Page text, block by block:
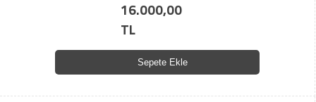
16.000,00
TL
Sepete Ekle